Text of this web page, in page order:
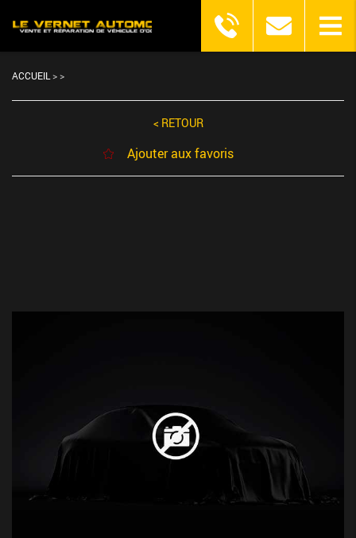
ACCUEIL >>
< RETOUR
Ajouter aux favoris